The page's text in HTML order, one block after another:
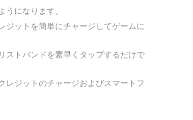
になります。
ジットを簡単にチャージしてゲームに
ストバンドを素早くタップするだけで
レジットのチャージおよびスマートフ